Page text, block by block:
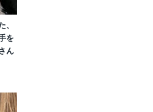
、
を
ん